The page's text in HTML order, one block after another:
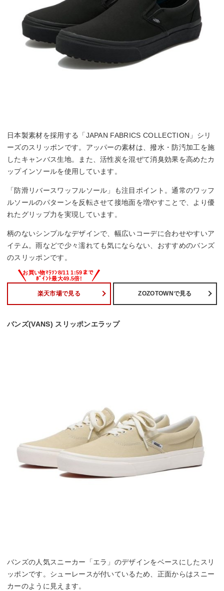
日本製素材を採用する「JAPAN FABRICS COLLECTION」シリ
ーズのスリッポンです。アッパーの素材は、撥水・防汚加工を施
したキャンバス生地。また、活性炭を混ぜて消臭効果を高めたカ
ップインソールを使用しています。
「防滑リバースワッフルソール」も注目ポイント。通常のワッフ
ルソールのパターンを反転させて接地面を増やすことで、より優
れたグリップ力を実現しています。
柄のないシンプルなデザインで、幅広いコーデに合わせやすいア
イテム。雨などで少々濡れても気にならない、おすすめのバンズ
のスリッポンです。
楽天市場で見る ZOZOTOWNで見る
バンズ(VANS) スリッポンエラップ
バンズの人気スニーカー「エラ」のデザインをベースにしたスリ
ッポンです。シューレースが付いているため、正面からはスニー
カーのように見えます。